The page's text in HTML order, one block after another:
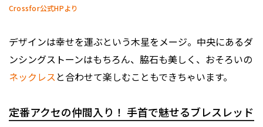
Crossfor公式HPより
デザインは幸せを運ぶという木星をメージ。中央にあるダ
ンシングストーンはもちろん、脇石も美しく、おそろいの
ネックレスと合わせて楽しむこともできちゃいます。
定番アクセの仲間入り！ 手首で魅せるブレスレッド